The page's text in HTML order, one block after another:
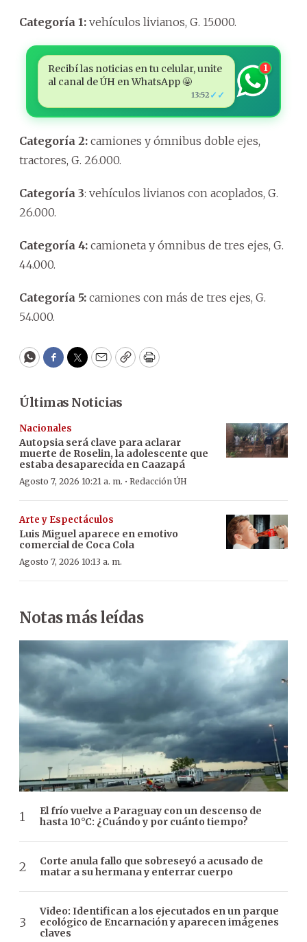
Categoría 1: vehículos livianos, G. 15.000.
Recibí las noticias en tu celular, unite
al canal de ÚH en WhatsApp 🤩
13:52 ✓✓
1
Categoría 2: camiones y ómnibus doble ejes,
tractores, G. 26.000.
Categoría 3: vehículos livianos con acoplados, G.
26.000.
Categoría 4: camioneta y ómnibus de tres ejes, G.
44.000.
Categoría 5: camiones con más de tres ejes, G.
54.000.
WhatsApp
Facebook
Twitter
EmailCopyPrint
Últimas Noticias
Nacionales
Autopsia será clave para aclarar
muerte de Roselin, la adolescente que
estaba desaparecida en Caazapá
Agosto 7, 2026 10:21 a. m. · Redacción ÚH
Arte y Espectáculos
Luis Miguel aparece en emotivo
comercial de Coca Cola
Agosto 7, 2026 10:13 a. m.
Notas más leídas
El frío vuelve a Paraguay con un descenso de
hasta 10°C: ¿Cuándo y por cuánto tiempo?
Corte anula fallo que sobreseyó a acusado de
matar a su hermana y enterrar cuerpo
Video: Identifican a los ejecutados en un parque
ecológico de Encarnación y aparecen imágenes
claves